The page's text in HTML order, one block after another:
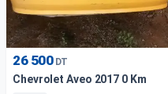
26 500 DT
Chevrolet Aveo 2017 0 Km